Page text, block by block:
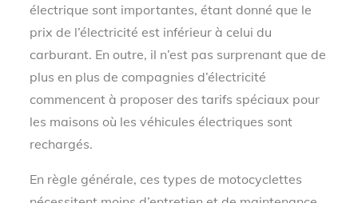
électrique sont importantes, étant donné que le
prix de l’électricité est inférieur à celui du
carburant. En outre, il n’est pas surprenant que de
plus en plus de compagnies d’électricité
commencent à proposer des tarifs spéciaux pour
les maisons où les véhicules électriques sont
rechargés.
En règle générale, ces types de motocyclettes